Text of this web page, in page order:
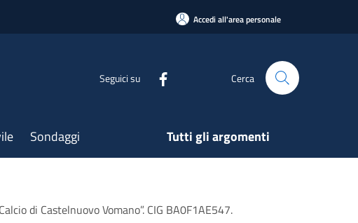
Accedi all'area personale
Seguici su Cerca
Sondaggi Tutti gli argomenti
di Castelnuovo Vomano”. CIG BA0F1AE547.